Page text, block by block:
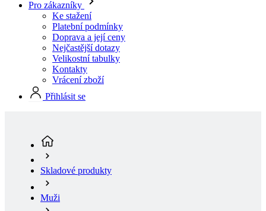
Velikostní tabulky
Kontakty
Vrácení zboží
Přihlásit se
Muži
Cyklistika
Spodní prádlo